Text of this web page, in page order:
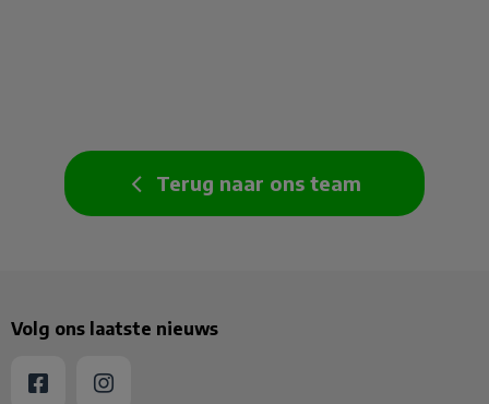
Terug naar ons team
Volg ons laatste nieuws